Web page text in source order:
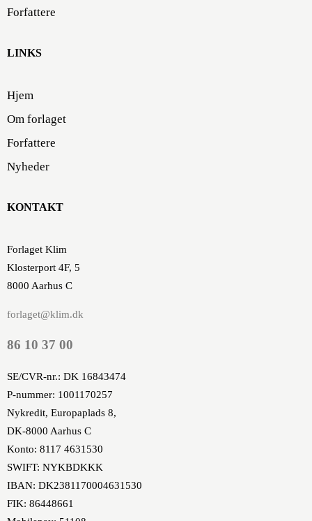
Forfattere
LINKS
Hjem
Om forlaget
Forfattere
Nyheder
KONTAKT
Forlaget Klim
Klosterport 4F, 5
8000 Aarhus C
forlaget@klim.dk
86 10 37 00
SE/CVR-nr.: DK 16843474
P-nummer: 1001170257
Nykredit, Europaplads 8,
DK-8000 Aarhus C
Konto: 8117 4631530
SWIFT: NYKBDKKK
IBAN: DK2381170004631530
FIK: 86448661